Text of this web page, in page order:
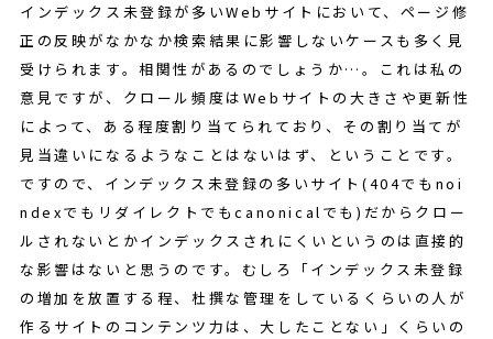
インデックス未登録が多いWebサイトにおいて、ページ修
正の反映がなかなか検索結果に影響しないケースも多く見
受けられます。相関性があるのでしょうか…。これは私の
意見ですが、クロール頻度はWebサイトの大きさや更新性
によって、ある程度割り当てられており、その割り当てが
見当違いになるようなことはないはず、ということです。
ですので、インデックス未登録の多いサイト(404でもnoi
ndexでもリダイレクトでもcanonicalでも)だからクロー
ルされないとかインデックスされにくいというのは直接的
な影響はないと思うのです。むしろ「インデックス未登録
の増加を放置する程、杜撰な管理をしているくらいの人が
作るサイトのコンテンツ力は、大したことない」くらいの